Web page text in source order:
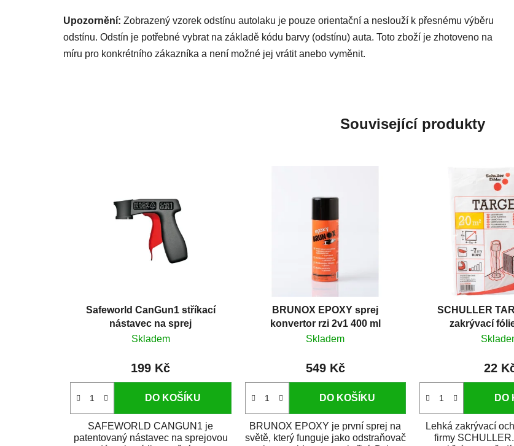
Upozornění: Zobrazený vzorek odstínu autolaku je pouze orientační a neslouží k přesnému výběru
odstínu. Odstín je potřebné vybrat na základě kódu barvy (odstínu) auta. Toto zboží je zhotoveno na
míru pro konkrétního zákazníka a není možné jej vrátit anebo vyměnit.
Související produkty
Safeworld CanGun1 stříkací
nástavec na sprej
Skladem
199 Kč
DO KOŠÍKU
SAFEWORLD CANGUN1 je
patentovaný nástavec na sprejovou
BRUNOX EPOXY sprej
konvertor rzi 2v1 400 ml
Skladem
549 Kč
DO KOŠÍKU
BRUNOX EPOXY je první sprej na
světě, který funguje jako odstraňovač
SCHULLER
zakrývací
22
DO
Lehká zakrývací
firmy